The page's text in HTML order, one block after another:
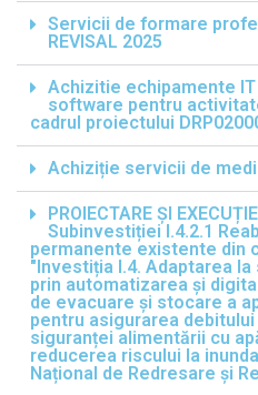
Servicii de formare
REVISAL 2025
Achizitie echipamente
software pentru
cadrul proiectului
Achiziție servicii de
PROIECTARE ȘI
Subinvestiției I.4.2.1
permanente existente din
"Investiția I.4. Adaptarea
prin automatizarea și
de evacuare și stocare a
pentru asigurarea
siguranței alimentării cu
reducerea riscului la
Național de Redresare și